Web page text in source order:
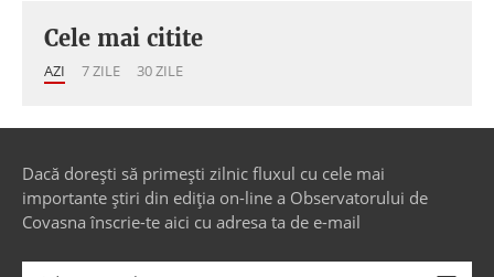
Cele mai citite
AZI 7 ZILE 30 ZILE
Dacă dorești să primești zilnic fluxul cu cele mai
importante știri din ediția on-line a Observatorului de
Covasna înscrie-te aici cu adresa ta de e-mail